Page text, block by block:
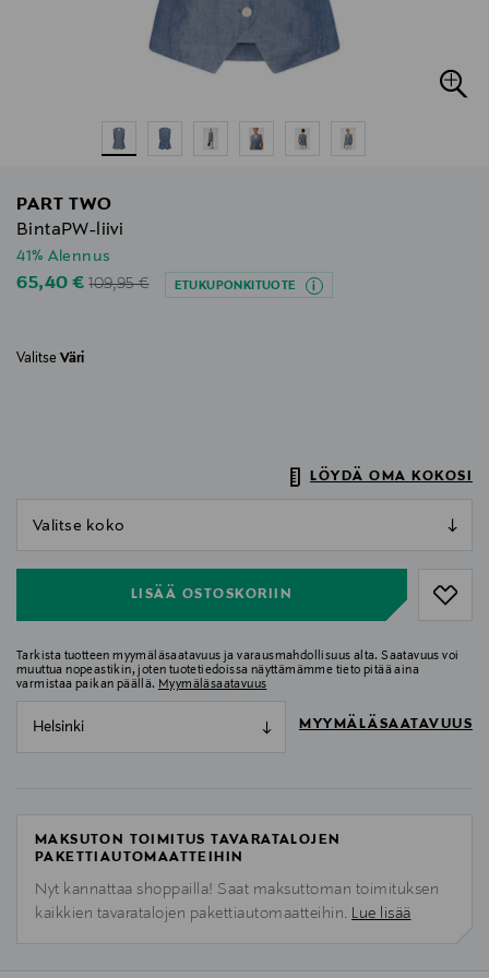
PART TWO
BintaPW-liivi
41% Alennus
Discounted Price
65,40 €Original Price
109,95 € ETUKUPONKITUOTE
Valitse Väri
LÖYDÄ OMA KOKOSI
LISÄÄ OSTOSKORIIN
Tarkista tuotteen myymäläsaatavuus ja varausmahdollisuus alta. Saatavuus voi
muuttua nopeastikin, joten tuotetiedoissa näyttämämme tieto pitää aina
varmistaa paikan päällä. Myymäläsaatavuus
Helsinki MYYMÄLÄSAATAVUUS
MAKSUTON TOIMITUS TAVARATALOJEN
PAKETTIAUTOMAATTEIHIN
Nyt kannattaa shoppailla! Saat maksuttoman toimituksen
kaikkien tavaratalojen pakettiautomaatteihin. Lue lisää